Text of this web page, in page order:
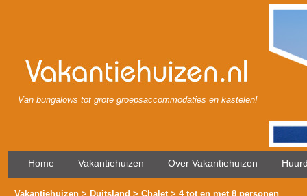
Van bungalows tot grote groepsaccommodaties en kastelen!
Home Vakantiehuizen Over Vakantiehuizen
Vakantiehuizen > Duitsland > Chalet> 4 tot en met 8 personen